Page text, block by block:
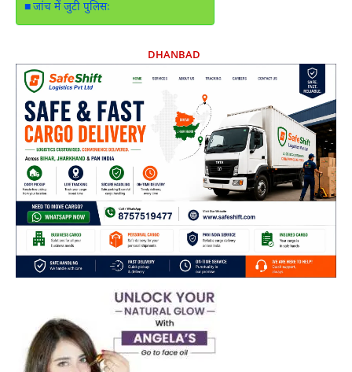
जांच में जुटी पुलिसः
DHANBAD